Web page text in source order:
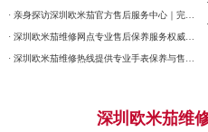
· 亲身探访深圳欧米茄官方售后服务中心｜完整地址与联系电话（2026年7月最新）
· 深圳欧米茄维修网点专业售后保养服务权威公示（2026年7月最新）
· 深圳欧米茄维修热线提供专业手表保养与售后服务权威公示（2026年7月最新）
深圳欧米茄维